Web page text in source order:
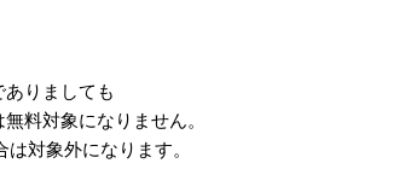
りましても
料対象になりません。
対象外になります。